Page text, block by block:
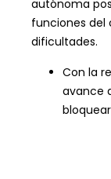
autónoma
funciones del
dificultades.
Con la
avance